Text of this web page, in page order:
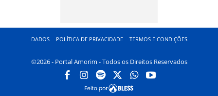
DADOS POLÍTICA DE PRIVACIDADE TERMOS E CONDIÇÕES
©2026 - Portal Amorim - Todos os Direitos Reservados